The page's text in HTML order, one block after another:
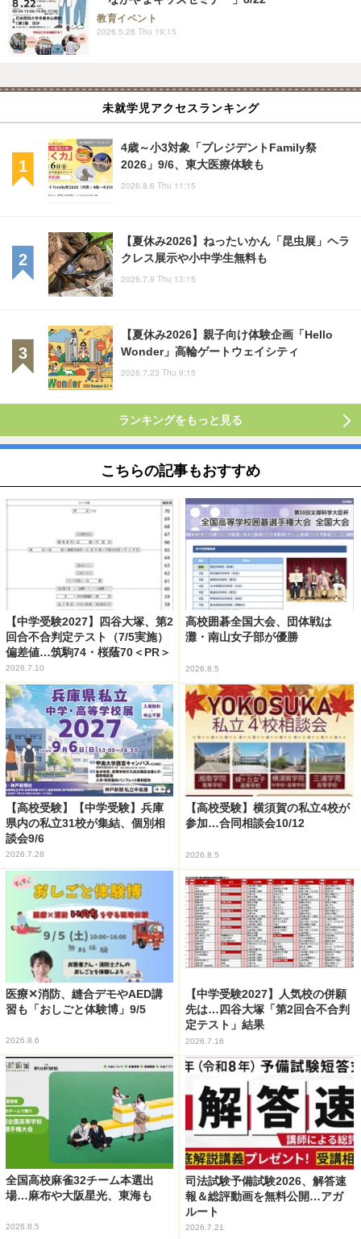
教育イベント
2026.5.28 Thu 19:15
未就学児アクセスランキング
4歳～小3対象「プレジデントFamily祭
2026」9/6、東大医療体験も
2026.8.6 Thu 11:15
【夏休み2026】ねったいかん「昆虫展」ヘラ
クレス展示や小中学生無料も
2026.7.9 Thu 13:15
【夏休み2026】親子向け体験企画「Hello
Wonder」高輪ゲートウェイシティ
2026.7.23 Thu 9:15
ランキングをもっと見る
こちらの記事もおすすめ
【中学受験2027】四谷大塚、第2
回合不合判定テスト（7/5実施）
偏差値…筑駒74・桜蔭70＜PR＞
2026.7.10
高校囲碁全国大会、団体戦は
灘・南山女子部が優勝
2026.8.5
【高校受験】【中学受験】兵庫
県内の私立31校が集結、個別相
談会9/6
2026.7.28
【高校受験】横須賀の私立4校が
参加…合同相談会10/12
2026.8.5
医療✕消防、縫合デモやAED講
習も「おしごと体験博」9/5
2026.8.6
【中学受験2027】人気校の併願
先は…四谷大塚「第2回合不合判
定テスト」結果
2026.7.16
全国高校麻雀32チーム本選出
場…麻布や大阪星光、東海も
2026.8.5
司法試験予備試験2026、解答速
報＆総評動画を無料公開…アガ
ルート
2026.7.21